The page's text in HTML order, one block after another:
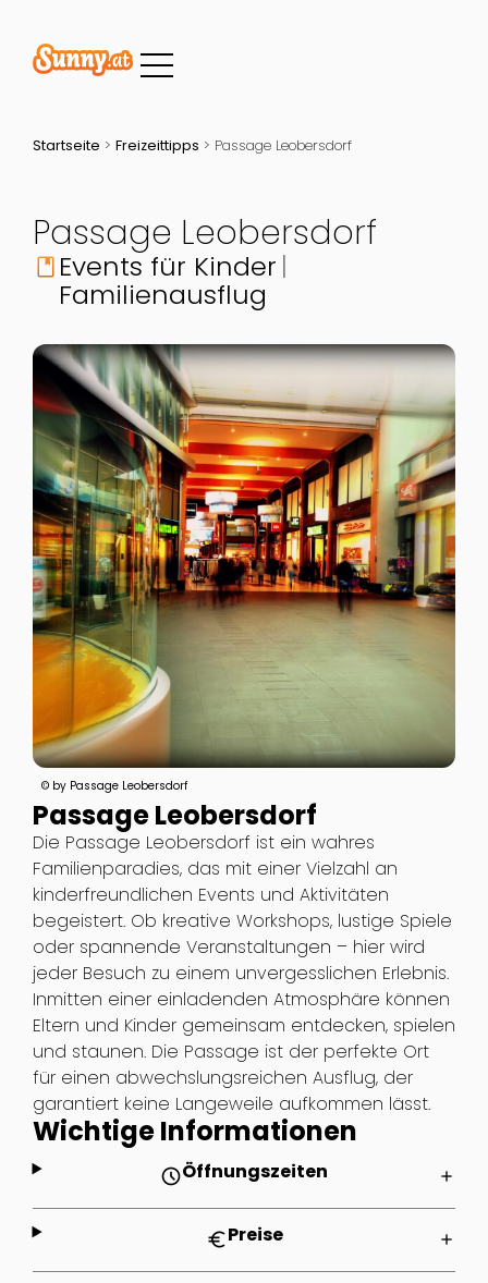
Startseite > Freizeittipps > Passage Leobersdorf
Passage Leobersdorf
book Events für Kinder
Familienausflug
© by Passage Leobersdorf
Passage Leobersdorf
Die Passage Leobersdorf ist ein wahres
Familienparadies, das mit einer Vielzahl an
kinderfreundlichen Events und Aktivitäten
begeistert. Ob kreative Workshops, lustige Spiele
oder spannende Veranstaltungen – hier wird
jeder Besuch zu einem unvergesslichen Erlebnis.
Inmitten einer einladenden Atmosphäre können
Eltern und Kinder gemeinsam entdecken, spielen
und staunen. Die Passage ist der perfekte Ort
für einen abwechslungsreichen Ausflug, der
garantiert keine Langeweile aufkommen lässt.
Wichtige Informationen
scheduleÖffnungszeiten add
euroPreise add